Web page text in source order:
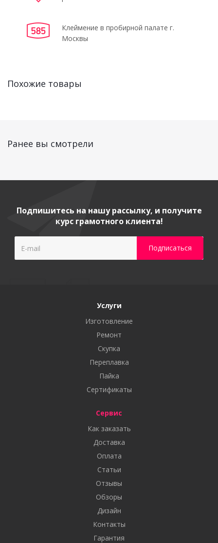
Клеймение в пробирной палате г.
Москвы
Похожие товары
Ранее вы смотрели
Подпишитесь на нашу рассылку, и получите
курс грамотного клиента!
Услуги
Изготовление
Ремонт
Скупка
Переплавка
Пайка
Сертификаты
Сервис
Как заказать
Доставка
Оплата
Статьи
Отзывы
Обзоры
Дизайн
Контакты
Гарантия